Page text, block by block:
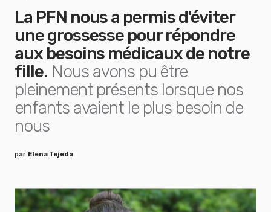
La PFN nous a permis d'éviter
une grossesse pour répondre
aux besoins médicaux de notre
fille. Nous avons pu être
pleinement présents lorsque nos
enfants avaient le plus besoin de
nous
par Elena Tejeda